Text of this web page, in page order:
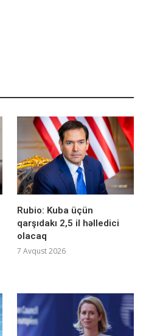
Rubio: Kuba üçün
qarşıdakı 2,5 il həlledici
olacaq
7 Avqust 2026